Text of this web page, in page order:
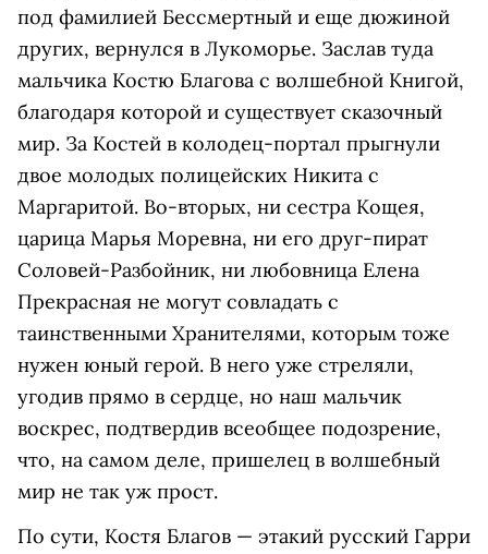
под фамилией Бессмертный и еще дюжиной
других, вернулся в Лукоморье. Заслав туда
мальчика Костю Благова с волшебной Книгой,
благодаря которой и существует сказочный
мир. За Костей в колодец-портал прыгнули
двое молодых полицейских Никита с
Маргаритой. Во-вторых, ни сестра Кощея,
царица Марья Моревна, ни его друг-пират
Соловей-Разбойник, ни любовница Елена
Прекрасная не могут совладать с
таинственными Хранителями, которым тоже
нужен юный герой. В него уже стреляли,
угодив прямо в сердце, но наш мальчик
воскрес, подтвердив всеобщее подозрение,
что, на самом деле, пришелец в волшебный
мир не так уж прост.
По сути, Костя Благов — этакий русский Гарри